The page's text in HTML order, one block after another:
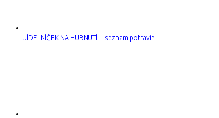
JÍDELNÍČEK NA HUBNUTÍ + seznam potravin